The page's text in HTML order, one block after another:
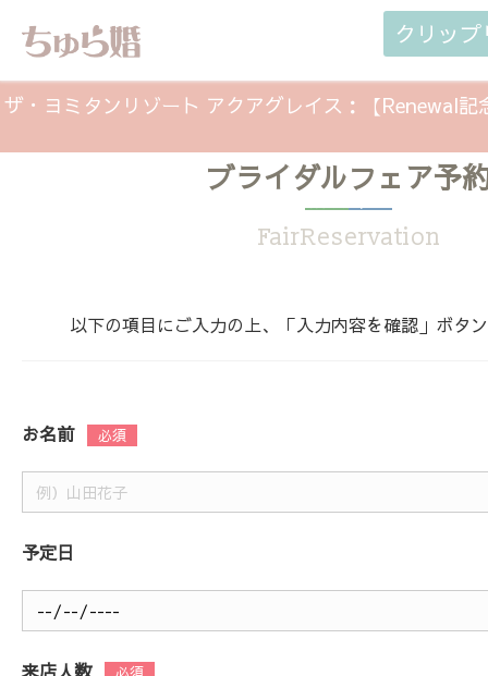
クリッ
ザ・ヨミタンリゾート アクアグレイス：【Renewal記
限定！20万円特典相談会（2025年11
ブライダルフェア予
FairReservation
以下の項目にご入力の上、「入力内容を確認」ボタ
お名前
予定日
来店人数